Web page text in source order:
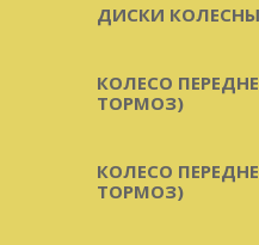
ДИСКИ
КОЛЕСО
ТОРМОЗ)
КОЛЕСО
ТОРМОЗ)